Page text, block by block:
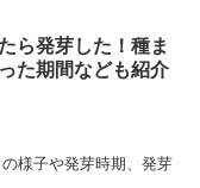
ら発芽した！種ま
た期間なども紹介
様子や発芽時期、発芽